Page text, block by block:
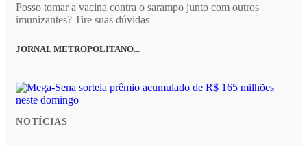
Posso tomar a vacina contra o sarampo junto com outros
imunizantes? Tire suas dúvidas
JORNAL METROPOLITANO...
NOTÍCIAS